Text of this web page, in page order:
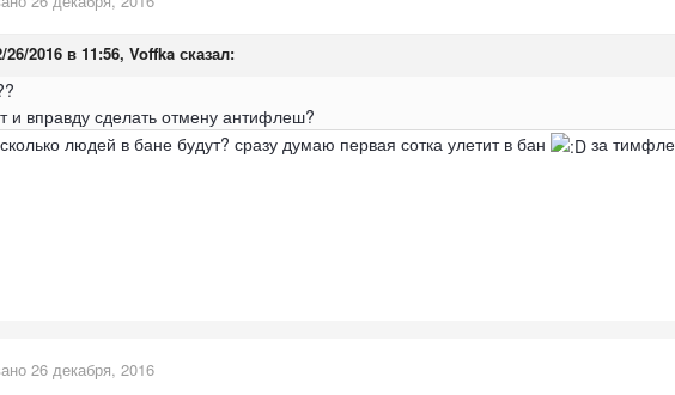
26/2016 в 11:56, Voffka сказал:
и вправду сделать отмену антифлеш?
людей в бане будут? сразу думаю первая сотка улетит в бан
за
26 декабря, 2016